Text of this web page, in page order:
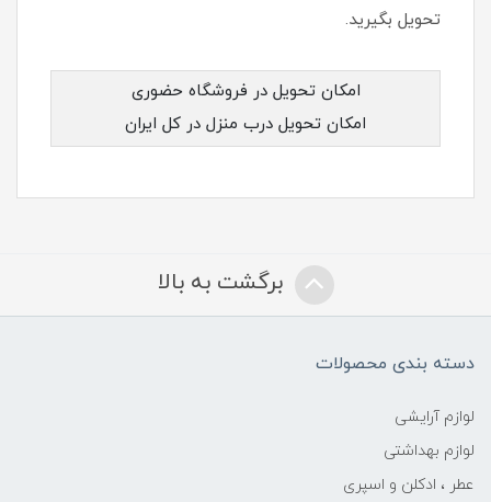
تحویل بگیرید.
امکان تحویل در فروشگاه حضوری
امکان تحویل درب منزل در کل ایران
برگشت به بالا
دسته بندی محصولات
لوازم آرایشی
لوازم بهداشتی
عطر ، ادکلن و اسپری